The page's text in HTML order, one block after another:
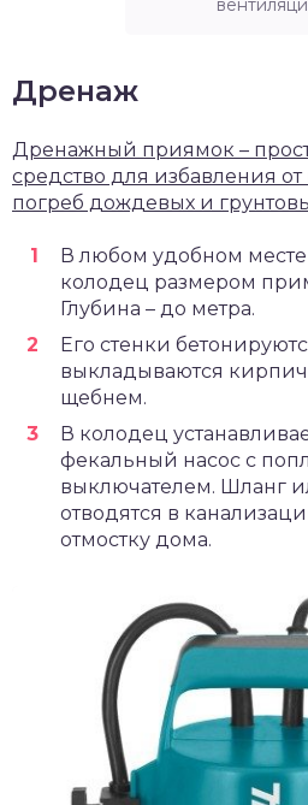
Дренаж
Дренажный приямок –
средство для избавления
погреб дождевых и
В любом удобном месте
колодец размером
Глубина – до метра.
Его стенки
выкладываются
щебнем.
В колодец
фекальный насос с
выключателем. Шланг
отводятся в
отмостку дома.